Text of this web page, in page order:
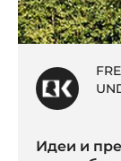
Идеи и